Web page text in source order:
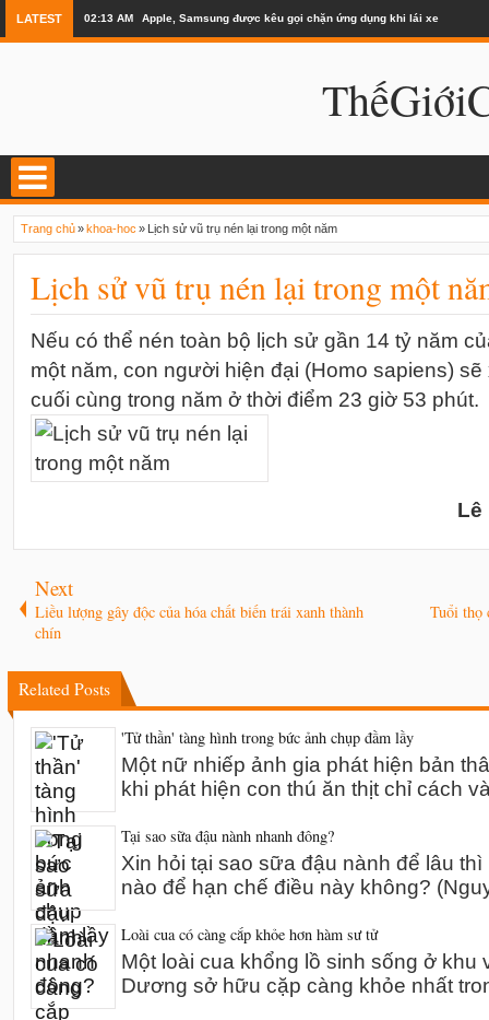
LATEST 02:13 AM Apple, Samsung được kêu gọi chặn ứng dụng khi lái xe
Trang chủ»khoa-hoc » Lịch sử vũ trụ nén lại trong một năm
Lịch sử vũ trụ nén lại trong một
Nếu có thể nén toàn bộ lịch sử gần 14 tỷ năm
một năm, con người hiện đại (Homo sapiens)
cuối cùng trong năm ở thời điểm 23 giờ 53 phút.
Lê
Next
Liều lượng gây độc của hóa chất biến trái xanh thành
chín
Tuổi thọ
Related Posts
'Tử thần' tàng hình trong bức ảnh chụp đầm lầy
Một nữ nhiếp ảnh gia phát hiện bản
khi phát hiện con thú ăn thịt chỉ cách
Tại sao sữa đậu nành nhanh đông?
Xin hỏi tại sao sữa đậu nành để lâu
nào để hạn chế điều này không?
Loài cua có càng cắp khỏe hơn hàm sư tử
Một loài cua khổng lồ sinh sống ở khu
Dương sở hữu cặp càng khỏe nhất